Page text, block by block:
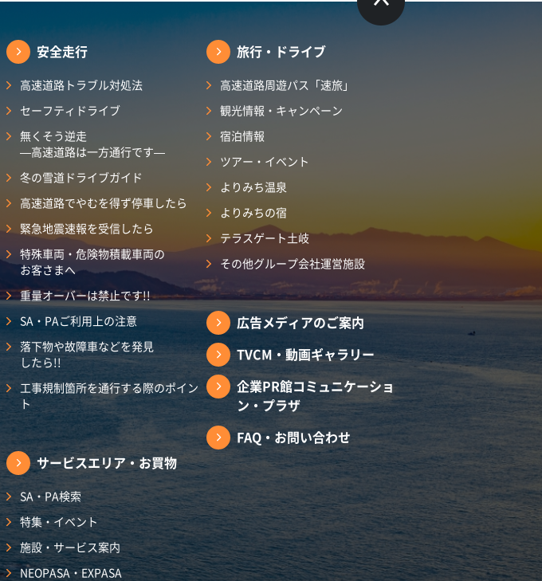
安全走行
高速道路トラブル対処法
セーフティドライブ
無くそう逆走
―高速道路は一方通行です―
冬の雪道ドライブガイド
高速道路でやむを得ず停車したら
緊急地震速報を受信したら
特殊車両・危険物積載車両の
お客さまへ
重量オーバーは禁止です!!
SA・PAご利用上の注意
落下物や故障車などを発見
したら!!
工事規制箇所を通行する際のポイン
ト
サービスエリア・お買物
SA・PA検索
特集・イベント
施設・サービス案内
NEOPASA・EXPASA
旅行・ドライブ
高速道路周遊パス「速旅」
観光情報・キャンペーン
宿泊情報
ツアー・イベント
よりみち温泉
よりみちの宿
テラスゲート土岐
その他グループ会社運営施設
広告メディアのご案内
TVCM・動画ギャラリー
企業PR館コミュニケーショ
ン・プラザ
FAQ・お問い合わせ